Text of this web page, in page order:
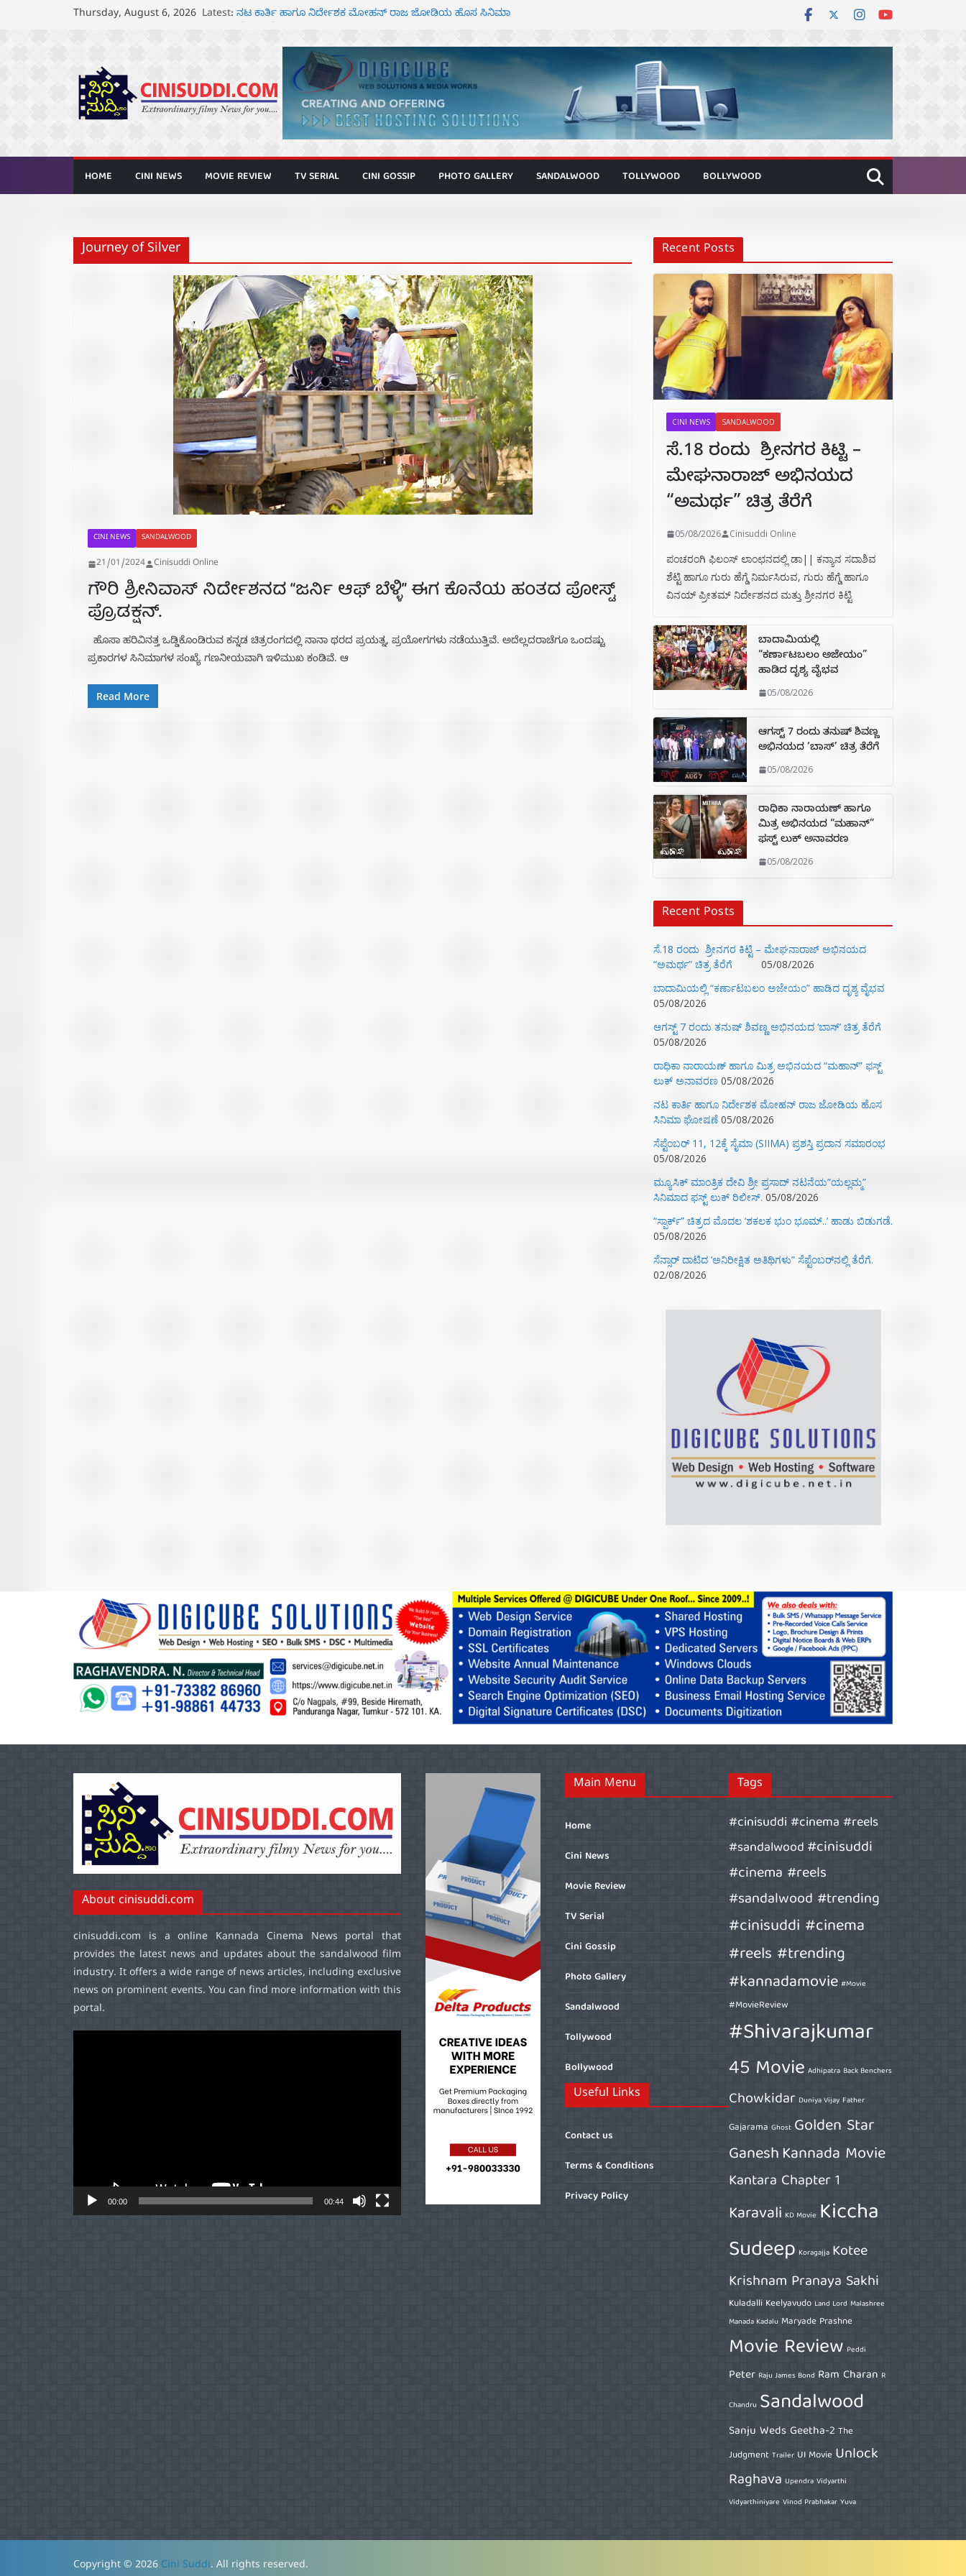
Thursday, August 6, 2026 Latest: ನಟ ಕಾರ್ತಿ ಹಾಗೂ ನಿರ್ದೇಶಕ ಮೋಹನ್ ರಾಜ ಜೋಡಿಯ ಹೊಸ ಸಿನಿಮಾ
ಬಾದಾಮಿಯಲ್ಲಿ “ಕರ್ಣಾಟಬಲಂ ಅಜೇಯಂ” ಹಾಡಿದ ದೃಶ್ಯ ವೈಭವ
ಆಗಸ್ಟ್ 7 ರಂದು ತನುಷ್ ಶಿವಣ್ಣ ಅಭಿನಯದ ‘ಬಾಸ್’ ಚಿತ್ರ ತೆರೆಗೆ
ರಾಧಿಕಾ ನಾರಾಯಣ್ ಹಾಗೂ ಮಿತ್ರ ಅಭಿನಯದ “ಮಹಾನ್” ಫಸ್ಟ್ ಲುಕ್
ಅನಾವರಣ
HOME CINI NEWS MOVIE REVIEW TV SERIAL CINI GOSSIP PHOTO GALLERY SANDALWOOD TOLLYWOOD BOLLYWOOD
Journey of Silver
CINI NEWS SANDALWOOD
21/01/2024 Cinisuddi Online
ಗೌರಿ ಶ್ರೀನಿವಾಸ್ ನಿರ್ದೇಶನದ “ಜರ್ನಿ ಆಫ್ ಬೆಳ್ಳಿ” ಈಗ ಕೊನೆಯ ಹಂತದ ಪೋಸ್ಟ್
ಪ್ರೊಡಕ್ಷನ್.
ಹೊಸಾ ಹರಿವಿನತ್ತ ಒಡ್ಡಿಕೊಂಡಿರುವ ಕನ್ನಡ ಚಿತ್ರರಂಗದಲ್ಲಿ ನಾನಾ ಥರದ ಪ್ರಯತ್ನ, ಪ್ರಯೋಗಗಳು ನಡೆಯುತ್ತಿವೆ. ಅದೆಲ್ಲದರಾಚೆಗೂ ಒಂದಷ್ಟು
ಪ್ರಕಾರಗಳ ಸಿನಿಮಾಗಳ ಸಂಖ್ಯೆ ಗಣನೀಯವಾಗಿ ಇಳಿಮುಖ ಕಂಡಿವೆ. ಆ
Read More
Recent Posts
CINI NEWS SANDALWOOD
ಸೆ.18 ರಂದು ಶ್ರೀನಗರ ಕಿಟ್ಟಿ –
ಮೇಘನಾರಾಜ್ ಅಭಿನಯದ
“ಅಮರ್ಥ” ಚಿತ್ರ ತೆರೆಗೆ
05/08/2026 Cinisuddi Online
ಪಂಚರಂಗಿ ಫಿಲಂಸ್ ಲಾಂಛನದಲ್ಲಿ ಡಾ|| ಕನ್ಯಾನ ಸದಾಶಿವ
ಶೆಟ್ಟಿ ಹಾಗೂ ಗುರು ಹೆಗ್ಡೆ ನಿರ್ಮಸಿರುವ, ಗುರು ಹೆಗ್ಡೆ ಹಾಗೂ
ವಿನಯ್ ಪ್ರೀತಮ್ ನಿರ್ದೇಶನದ ಮತ್ತು ಶ್ರೀನಗರ ಕಿಟ್ಟಿ
ಬಾದಾಮಿಯಲ್ಲಿ
“ಕರ್ಣಾಟಬಲಂ ಅಜೇಯಂ”
ಹಾಡಿದ ದೃಶ್ಯ ವೈಭವ
05/08/2026
ಆಗಸ್ಟ್ 7 ರಂದು ತನುಷ್ ಶಿವಣ್ಣ
ಅಭಿನಯದ ‘ಬಾಸ್’ ಚಿತ್ರ ತೆರೆಗೆ
05/08/2026
ರಾಧಿಕಾ ನಾರಾಯಣ್ ಹಾಗೂ
ಮಿತ್ರ ಅಭಿನಯದ “ಮಹಾನ್”
ಫಸ್ಟ್ ಲುಕ್ ಅನಾವರಣ
05/08/2026
Recent Posts
ಸೆ.18 ರಂದು ಶ್ರೀನಗರ ಕಿಟ್ಟಿ – ಮೇಘನಾರಾಜ್ ಅಭಿನಯದ
“ಅಮರ್ಥ” ಚಿತ್ರ ತೆರೆಗೆ
05/08/2026
ಬಾದಾಮಿಯಲ್ಲಿ “ಕರ್ಣಾಟಬಲಂ ಅಜೇಯಂ” ಹಾಡಿದ ದೃಶ್ಯ ವೈಭವ
05/08/2026
ಆಗಸ್ಟ್ 7 ರಂದು ತನುಷ್ ಶಿವಣ್ಣ ಅಭಿನಯದ ‘ಬಾಸ್’ ಚಿತ್ರ ತೆರೆಗೆ
05/08/2026
ರಾಧಿಕಾ ನಾರಾಯಣ್ ಹಾಗೂ ಮಿತ್ರ ಅಭಿನಯದ “ಮಹಾನ್” ಫಸ್ಟ್
ಲುಕ್ ಅನಾವರಣ 05/08/2026
ನಟ ಕಾರ್ತಿ ಹಾಗೂ ನಿರ್ದೇಶಕ ಮೋಹನ್ ರಾಜ ಜೋಡಿಯ ಹೊಸ
ಸಿನಿಮಾ ಘೋಷಣೆ 05/08/2026
ಸೆಪ್ಟೆಂಬರ್ 11, 12ಕ್ಕೆ ಸೈಮಾ (SIIMA) ಪ್ರಶಸ್ತಿ ಪ್ರದಾನ ಸಮಾರಂಭ
05/08/2026
ಮ್ಯೂಸಿಕ್‌ ಮಾಂತ್ರಿಕ ದೇವಿ ಶ್ರೀ ಪ್ರಸಾದ್ ನಟನೆಯ”ಯಲ್ಲಮ್ಮ”
ಸಿನಿಮಾದ ಫಸ್ಟ್‌ ಲುಕ್‌ ರಿಲೀಸ್. 05/08/2026
“ಸ್ಪಾರ್ಕ್” ಚಿತ್ರದ ಮೊದಲ‌ ‘ಶಕಲಕ ಭುಂ‌ ಭೂಮ್..’ ಹಾಡು ಬಿಡುಗಡೆ.
05/08/2026
ಸೆನ್ಸಾರ್ ದಾಟಿದ ‘ಅನಿರೀಕ್ಷಿತ ಅತಿಥಿಗಳು” ಸೆಪ್ಟೆಂಬರ್‌ನಲ್ಲಿ ತೆರೆಗೆ.
02/08/2026
About cinisuddi.com
cinisuddi.com is a online Kannada Cinema News portal that
provides the latest news and updates about the sandalwood film
industry. It offers a wide range of news articles, including exclusive
news on prominent events. You can find more information with this
portal.
00:00 00:44
Main Menu
Home
Cini News
Movie Review
TV Serial
Cini Gossip
Photo Gallery
Sandalwood
Tollywood
Bollywood
Useful Links
Contact us
Terms & Conditions
Privacy Policy
Tags
#cinisuddi #cinema #reels
#sandalwood#cinisuddi
#cinema #reels
#sandalwood #trending
#cinisuddi #cinema
#reels #trending
#kannadamovie #Movie
#MovieReview
#Shivarajkumar
45 Movie Adhipatra Back Benchers
Chowkidar Duniya Vijay Father
Gajarama Ghost Golden Star
GaneshKannada Movie
Kantara Chapter 1
Karavali KD Movie Kiccha
Sudeep Koragajja Kotee
Krishnam Pranaya Sakhi
Kuladalli Keelyavudo Land Lord Malashree
Manada Kadalu Maryade Prashne
Movie Review Peddi
Peter Raju James Bond Ram Charan R
Chandru Sandalwood
Sanju Weds Geetha-2 The
Judgment Trailer UI Movie Unlock
Raghava Upendra Vidyarthi
Vidyarthiniyare Vinod Prabhakar Yuva
Copyright © 2026 Cini Suddi. All rights reserved.